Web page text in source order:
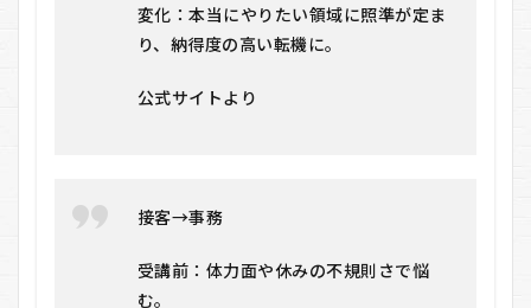
変化：本当にやりたい領域に照準が定ま
り、納得度の高い転機に。
公式サイトより
接客→事務
受講前：体力面や休みの不規則さで悩
む。